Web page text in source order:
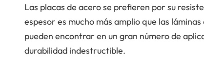
Las placas de acero se prefieren por su
espesor es mucho más amplio que las
pueden encontrar en un gran número de
durabilidad indestructible.